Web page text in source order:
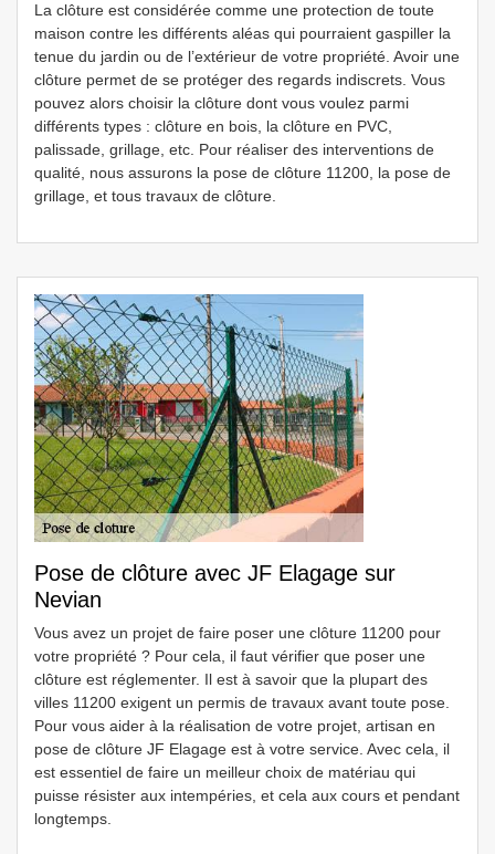
La clôture est considérée comme une protection de toute
maison contre les différents aléas qui pourraient gaspiller la
tenue du jardin ou de l’extérieur de votre propriété. Avoir une
clôture permet de se protéger des regards indiscrets. Vous
pouvez alors choisir la clôture dont vous voulez parmi
différents types : clôture en bois, la clôture en PVC,
palissade, grillage, etc. Pour réaliser des interventions de
qualité, nous assurons la pose de clôture 11200, la pose de
grillage, et tous travaux de clôture.
Pose de clôture avec JF Elagage sur
Nevian
Vous avez un projet de faire poser une clôture 11200 pour
votre propriété ? Pour cela, il faut vérifier que poser une
clôture est réglementer. Il est à savoir que la plupart des
villes 11200 exigent un permis de travaux avant toute pose.
Pour vous aider à la réalisation de votre projet, artisan en
pose de clôture JF Elagage est à votre service. Avec cela, il
est essentiel de faire un meilleur choix de matériau qui
puisse résister aux intempéries, et cela aux cours et pendant
longtemps.